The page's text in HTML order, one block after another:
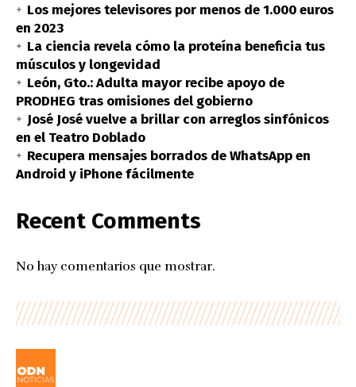
Los mejores televisores por menos de 1.000 euros
en 2023
La ciencia revela cómo la proteína beneficia tus
músculos y longevidad
León, Gto.: Adulta mayor recibe apoyo de
PRODHEG tras omisiones del gobierno
José José vuelve a brillar con arreglos sinfónicos
en el Teatro Doblado
Recupera mensajes borrados de WhatsApp en
Android y iPhone fácilmente
Recent Comments
No hay comentarios que mostrar.